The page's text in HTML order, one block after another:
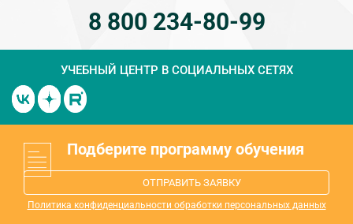
8 800 234-80-99
УЧЕБНЫЙ ЦЕНТР В СОЦИАЛЬНЫХ СЕТЯХ
Подберите программу обучения
ОТПРАВИТЬ ЗАЯВКУ
Политика конфиденциальности обработки персональных данных